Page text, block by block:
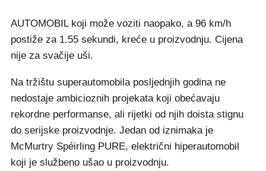
AUTOMOBIL koji može voziti naopako, a 96 km/h
postiže za 1.55 sekundi, kreće u proizvodnju. Cijena
nije za svačije uši.
Na tržištu superautomobila posljednjih godina ne
nedostaje ambicioznih projekata koji obećavaju
rekordne performanse, ali rijetki od njih doista stignu
do serijske proizvodnje. Jedan od iznimaka je
McMurtry Spéirling PURE, električni hiperautomobil
koji je službeno ušao u proizvodnju.